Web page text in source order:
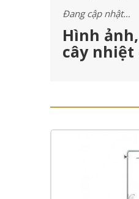
Đang cập nhật…
Hình
cây nhiệt